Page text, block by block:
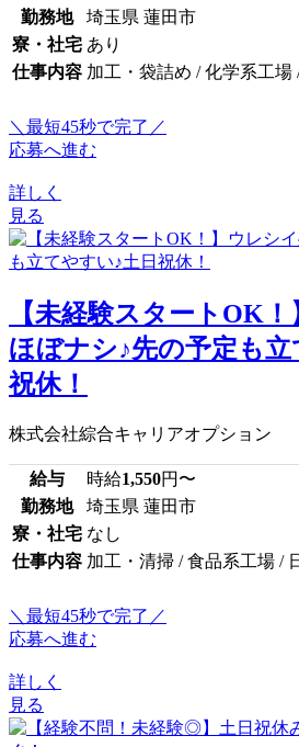
勤務地
埼玉県 蓮田市
寮・社宅 あり
仕事内容 加工・袋詰め / 化学系工場
＼最短45秒で完了／
応募へ進む
詳しく
見る
【未経験スタートOK
ほぼナシ♪先の予定も立
祝休！
株式会社綜合キャリアオプション
給与 時給1,550円〜
勤務地
埼玉県 蓮田市
寮・社宅 なし
仕事内容 加工・清掃 / 食品系工場 /
＼最短45秒で完了／
応募へ進む
詳しく
見る